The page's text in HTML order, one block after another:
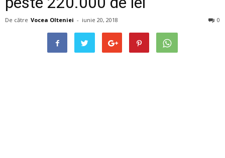
De către Vocea Olteniei - iunie 20, 2018 0